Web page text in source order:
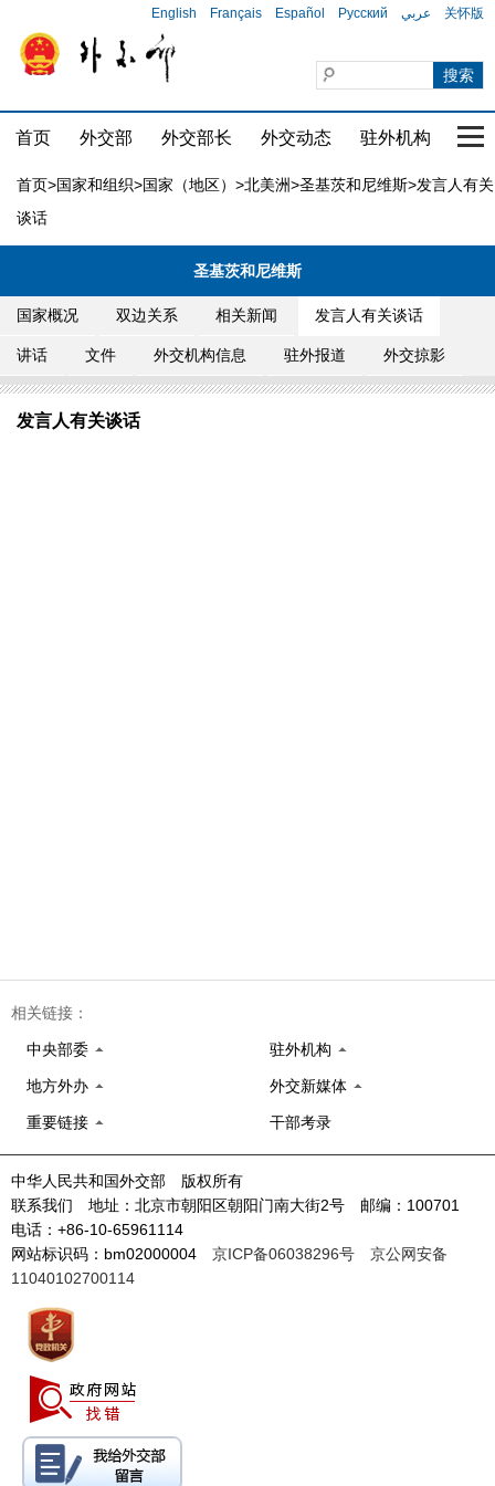
English Français Español Русский عربي 关怀版
首页 外交部 外交部长 外交动态 驻外机构 国
首页>国家和组织>国家（地区） >北美洲>圣基茨和尼维斯>发言人有关
谈话
圣基茨和尼维斯
国家概况 双边关系 相关新闻 发言人有关谈话
讲话 文件 外交机构信息 驻外报道 外交掠影
发言人有关谈话
相关链接：
中央部委 驻外机构
地方外办 外交新媒体
重要链接 干部考录
中华人民共和国外交部 版权所有
联系我们 地址：北京市朝阳区朝阳门南大街2号 邮编：100701
电话：+86-10-65961114
网站标识码：bm02000004 京ICP备06038296号
京公网安备
11040102700114